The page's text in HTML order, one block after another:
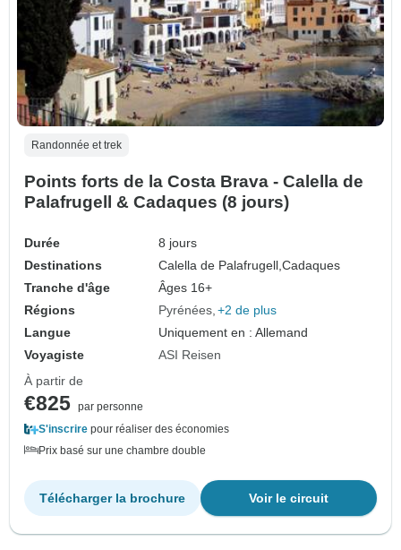
Randonnée et trek
Points forts de la Costa Brava - Calella de
Palafrugell & Cadaques (8 jours)
Durée
8 jours
Destinations
Calella de Palafrugell,Cadaques
Tranche d'âge
Âges 16+
Régions
Pyrénées +2 de plus
Langue
Uniquement en : Allemand
Voyagiste
ASI Reisen
À partir de
€825 par personne
S'inscrire pour réaliser des économies
Prix basé sur une chambre double
Voir le circuit
Télécharger la brochure